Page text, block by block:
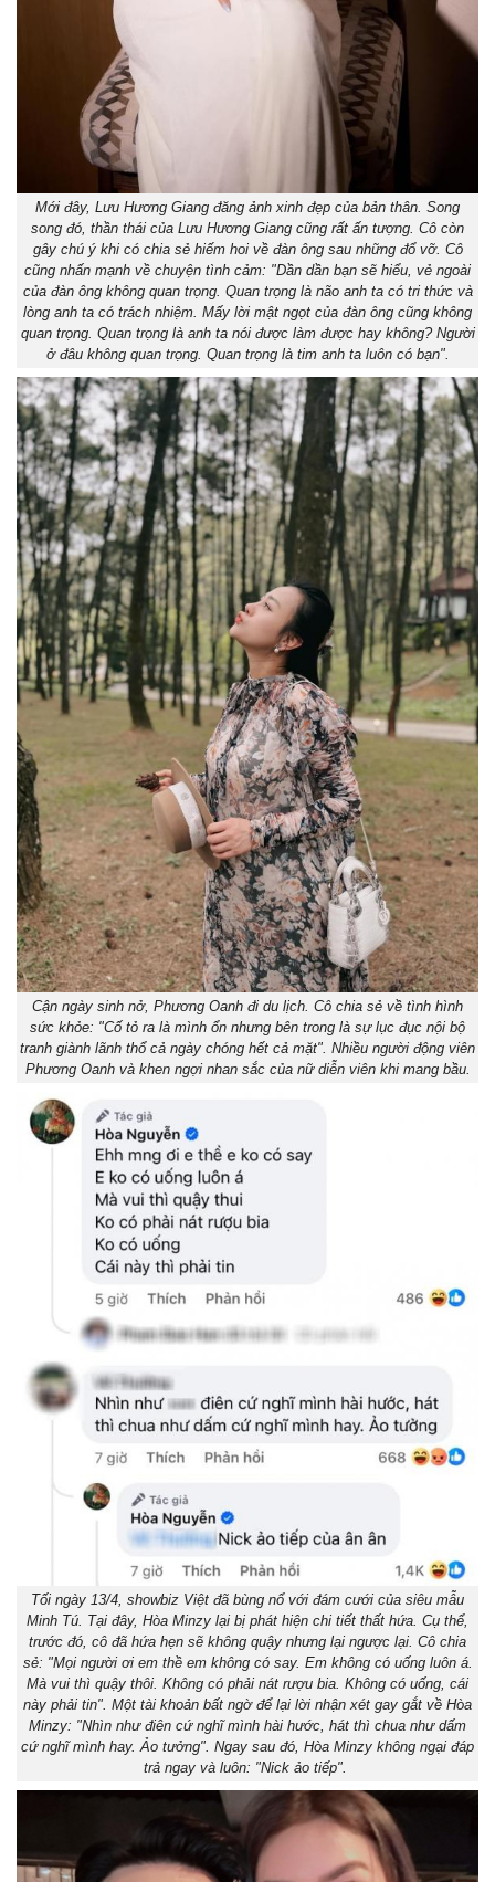
Mới đây, Lưu Hương Giang đăng ảnh xinh đẹp của bản thân. Song
song đó, thần thái của Lưu Hương Giang cũng rất ấn tượng. Cô còn
gây chú ý khi có chia sẻ hiếm hoi về đàn ông sau những đổ vỡ. Cô
cũng nhấn mạnh về chuyện tình cảm: "Dần dần bạn sẽ hiểu, vẻ ngoài
của đàn ông không quan trọng. Quan trọng là não anh ta có tri thức và
lòng anh ta có trách nhiệm. Mấy lời mật ngọt của đàn ông cũng không
quan trọng. Quan trọng là anh ta nói được làm được hay không? Người
ở đâu không quan trọng. Quan trọng là tim anh ta luôn có bạn".
Cận ngày sinh nở, Phương Oanh đi du lịch. Cô chia sẻ về tình hình
sức khỏe: "Cố tỏ ra là mình ổn nhưng bên trong là sự lục đục nội bộ
tranh giành lãnh thổ cả ngày chóng hết cả mặt". Nhiều người động viên
Phương Oanh và khen ngợi nhan sắc của nữ diễn viên khi mang bầu.
Tối ngày 13/4, showbiz Việt đã bùng nổ với đám cưới của siêu mẫu
Minh Tú. Tại đây, Hòa Minzy lại bị phát hiện chi tiết thất hứa. Cụ thể,
trước đó, cô đã hứa hẹn sẽ không quậy nhưng lại ngược lại. Cô chia
sẻ: "Mọi người ơi em thề em không có say. Em không có uống luôn á.
Mà vui thì quậy thôi. Không có phải nát rượu bia. Không có uống, cái
này phải tin". Một tài khoản bất ngờ để lại lời nhận xét gay gắt về Hòa
Minzy: "Nhìn như điên cứ nghĩ mình hài hước, hát thì chua như dấm
cứ nghĩ mình hay. Ảo tưởng". Ngay sau đó, Hòa Minzy không ngại đáp
trả ngay và luôn: "Nick ảo tiếp".